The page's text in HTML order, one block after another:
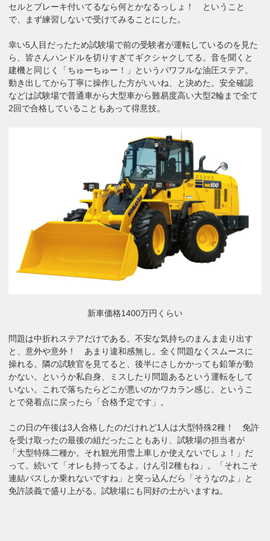
セルとブレーキ付いてるなら何とかなるっしょ！ ということ
で、まず練習しないで受けてみることにした。
幸い5人目だったため試験場で前の受験者が運転しているのを見た
ら、皆さんハンドルを切りすぎてギクシャクしてる。音を聞くと
建機と同じく「ちゅーちゅー！」というパワフルな油圧ステア。
動き出してから丁寧に操作した方がいいね、と決めた。安全確認
などは試験場で普通車から大型車から難易度高い大型2輪まで全て
2回で合格していることもあって得意技。
新車価格1400万円くらい
問題は中折れステアだけである。不安な気持ちのまんま走り出す
と、意外や意外！ あまり違和感無し。全く問題なくスムースに
操れる。隣の試験官を見てると、後半にさしかかっても鉛筆が動
かない。というか私自身、ミスしたり問題あるという運転をして
いない。これで落ちたらどこが悪いのかワカラン感じ。というこ
とで発着点に戻ったら「合格予定です」。
この日の午後は3人合格したのだけれど1人は大型特殊2種！ 免許
を受け取ったの最後の組だったこともあり、試験場の担当者が
「大型特殊二種か。それ観光用雪上車しか使えないでしょ！」だ
って。続いて「オレも持ってるよ。けん引2種もね」。「それこそ
連結バスしか乗れないですね」と突っ込んだら「そうなのよ」と
免許談義で盛り上がる。試験場にも同好の士がいますね。